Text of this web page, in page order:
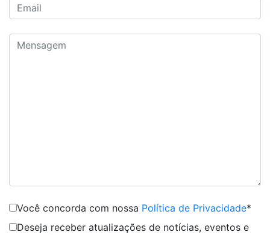
Você concorda com nossa Política de Privacidade*
Deseja receber atualizações de notícias, eventos e